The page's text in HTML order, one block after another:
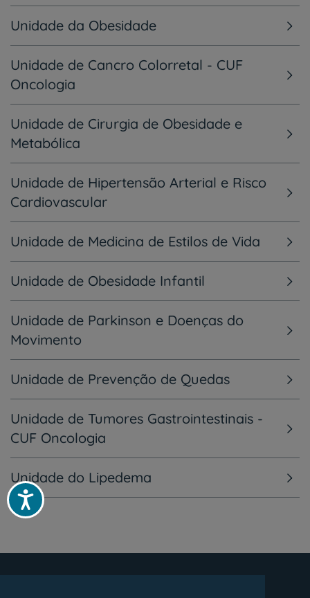
Acessibilidade
Unidade da Obesidade
Unidade de Cancro Colorretal - CUF
Oncologia
Unidade de Cirurgia de Obesidade e
Metabólica
Unidade de Hipertensão Arterial e Risco
Cardiovascular
Unidade de Medicina de Estilos de Vida
Unidade de Obesidade Infantil
Unidade de Parkinson e Doenças do
Movimento
Unidade de Prevenção de Quedas
Unidade de Tumores Gastrointestinais -
CUF Oncologia
Unidade do Lipedema